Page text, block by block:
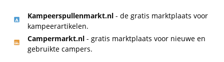
Kampeerspullenmarkt.nl - de gratis marktplaats voor
kampeerartikelen.
Campermarkt.nl - gratis marktplaats voor nieuwe en
gebruikte campers.